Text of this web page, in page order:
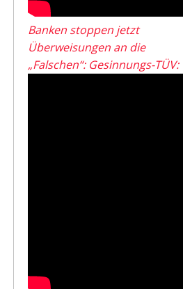
Banken stoppen jetzt
Überweisungen an die
„Falschen“: Gesinnungs-TÜV: